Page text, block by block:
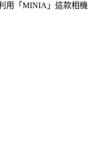
用「MINIA」這款相機